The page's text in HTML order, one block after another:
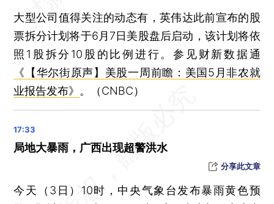
大型公司值得关注的动态有，英伟达此前宣布的股
票拆分计划将于6月7日美股盘后启动，该计划将依
照1股拆分10股的比例进行。参见财新数据通
《【华尔街原声】美股一周前瞻：美国5月非农就
业报告发布》 。（CNBC）
局地大暴雨，广西出现超警洪水
分享此文章
今天（3日）10时，中央气象台发布暴雨黄色预